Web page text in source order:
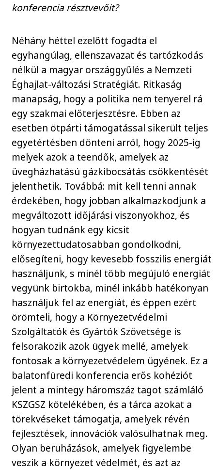
konferencia résztvevőit?
Néhány héttel ezelőtt fogadta el
egyhangúlag, ellenszavazat és tartózkodás
nélkül a magyar országgyűlés a Nemzeti
Éghajlat-változási Stratégiát. Ritkaság
manapság, hogy a politika nem tenyerel rá
egy szakmai előterjesztésre. Ebben az
esetben ötpárti támogatással sikerült teljes
egyetértésben dönteni arról, hogy 2025-ig
melyek azok a teendők, amelyek az
üvegházhatású gázkibocsátás csökkentését
jelenthetik. Továbbá: mit kell tenni annak
érdekében, hogy jobban alkalmazkodjunk a
megváltozott időjárási viszonyokhoz, és
hogyan tudnánk egy kicsit
környezettudatosabban gondolkodni,
elősegíteni, hogy kevesebb fosszilis energiát
használjunk, s minél több megújuló energiát
vegyünk birtokba, minél inkább hatékonyan
használjuk fel az energiát, és éppen ezért
örömteli, hogy a Környezetvédelmi
Szolgáltatók és Gyártók Szövetsége is
felsorakozik azok ügyek mellé, amelyek
fontosak a környezetvédelem ügyének. Ez a
balatonfüredi konferencia erős kohéziót
jelent a mintegy háromszáz tagot számláló
KSZGSZ kötelékében, és a tárca azokat a
törekvéseket támogatja, amelyek révén
fejlesztések, innovációk valósulhatnak meg.
Olyan beruházások, amelyek figyelembe
veszik a környezet védelmét, és azt az